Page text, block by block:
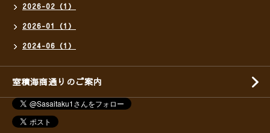
2026-02（1）
2026-01（1）
2024-06（1）
室積海商通りのご案内